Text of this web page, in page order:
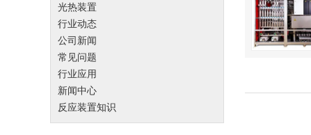
光热装置
行业动态
公司新闻
常见问题
行业应用
新闻中心
反应装置知识